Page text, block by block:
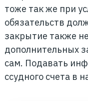
тоже так же при
обязательств
закрытие также
дополнительных
сам. Подавать
ссудного счета в